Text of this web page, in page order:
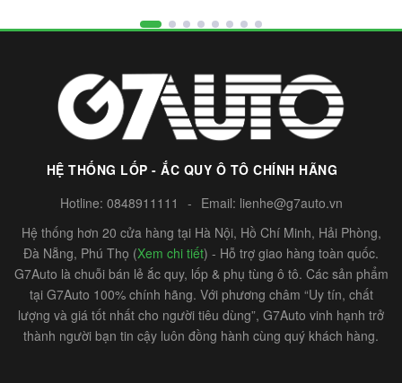
HỆ THỐNG LỐP - ẮC QUY Ô TÔ CHÍNH HÃNG
Hotline: 0848911111 - Email: lienhe@g7auto.vn
Hệ thống hơn 20 cửa hàng tại Hà Nội, Hồ Chí Minh, Hải Phòng,
Đà Nẵng, Phú Thọ (Xem chi tiết) - Hỗ trợ giao hàng toàn quốc.
G7Auto là chuỗi bán lẻ ắc quy, lốp & phụ tùng ô tô. Các sản phẩm
tại G7Auto 100% chính hãng. Với phương châm “Uy tín, chất
lượng và giá tốt nhất cho người tiêu dùng”, G7Auto vinh hạnh trở
thành người bạn tin cậy luôn đồng hành cùng quý khách hàng.